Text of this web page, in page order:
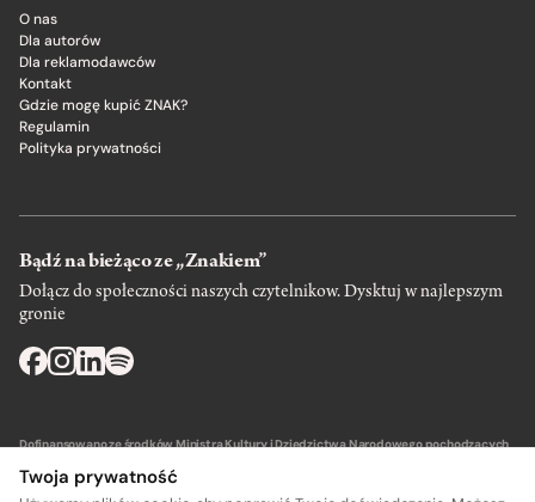
O nas
Dla autorów
Dla reklamodawców
Kontakt
Gdzie mogę kupić ZNAK?
Regulamin
Polityka prywatności
Bądź na bieżąco ze „Znakiem”
Dołącz do społeczności naszych czytelnikow. Dysktuj w najlepszym
gronie
Dofinansowano ze środków Ministra Kultury i Dziedzictwa Narodowego pochodzących
Twoja prywatność